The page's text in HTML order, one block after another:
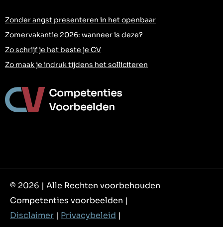
Zonder angst presenteren in het openbaar
Zomervakantie 2026: wanneer is deze?
Zo schrijf je het beste je CV
Zo maak je indruk tijdens het solliciteren
© 2026 | Alle Rechten voorbehouden
Competenties voorbeelden |
Disclaimer | Privacybeleid |